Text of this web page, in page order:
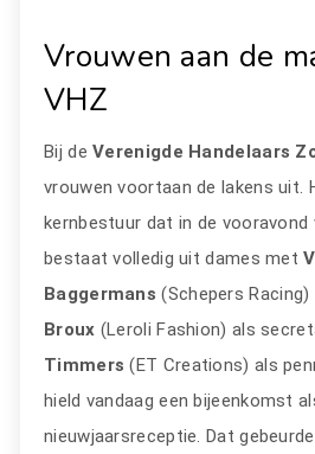
Vrouwen aan de
VHZ
Bij deVerenigde Handelaars
vrouwen voortaan de lakens uit.
kernbestuur dat in de vooravond
bestaat volledig uit dames met
Baggermans (Schepers
Broux (Leroli Fashion) als
Timmers(ET Creations) als
hield vandaag een bijeenkomst
nieuwjaarsreceptie. Dat